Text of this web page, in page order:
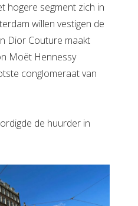
hogere segment zich in
willen vestigen de
Dior Couture maakt
Moët Hennessy
conglomeraat van
de huurder in